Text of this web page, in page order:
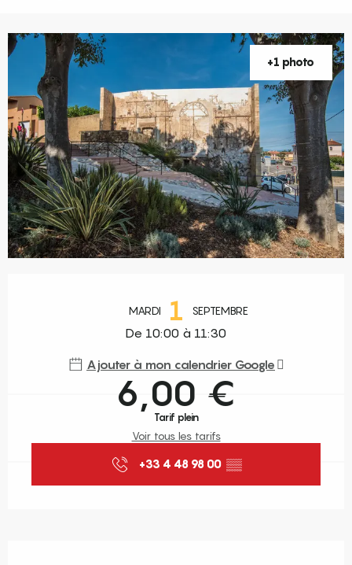
+1 photo
MARDI 1 SEPTEMBRE
De 10:00 à 11:30
Ajouter à mon calendrier Google
6,00 €
Tarif plein
Voir tous les tarifs
+33 4 48 98 00 ▒▒